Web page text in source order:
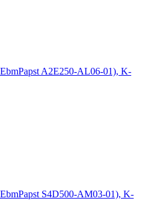
A2E250-AL06-01), K-
S4D500-AM03-01), K-